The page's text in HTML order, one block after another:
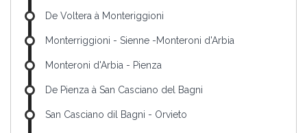
De Voltera à Monteriggioni
Monterriggioni - Sienne -Monteroni d'Arbia
Monteroni d'Arbia - Pienza
De Pienza à San Casciano del Bagni
San Casciano dil Bagni - Orvieto